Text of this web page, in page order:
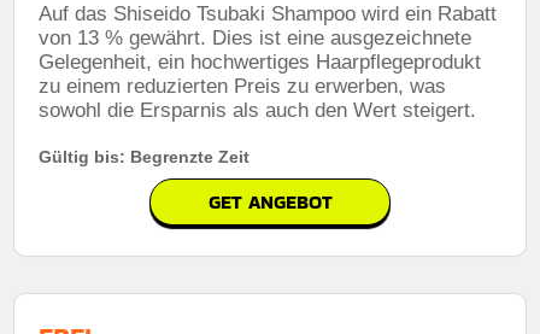
Auf das Shiseido Tsubaki Shampoo wird ein Rabatt
von 13 % gewährt. Dies ist eine ausgezeichnete
Gelegenheit, ein hochwertiges Haarpflegeprodukt
zu einem reduzierten Preis zu erwerben, was
sowohl die Ersparnis als auch den Wert steigert.
Gültig bis: Begrenzte Zeit
GET ANGEBOT